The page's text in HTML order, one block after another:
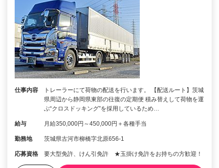
仕事内容
トレーラーにて荷物の配送を行います。 【配送ルート】茨城
県周辺から静岡県東部の往復の定期便 積み替えして荷物を運
ぶ“クロスドッキング”を採用しているため…
給与 月給350,000円～450,000円＋各種手当
勤務地 茨城県古河市柳橋字北原656-1
応募資格 要大型免許、けん引免許 ★玉掛け免許をお持ちの方歓迎！